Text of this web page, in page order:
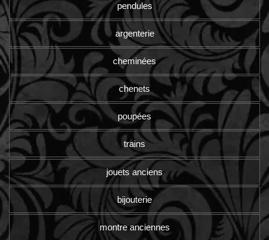
pendules
argenterie
cheminées
chenets
poupées
trains
jouets anciens
bijouterie
montre anciennes